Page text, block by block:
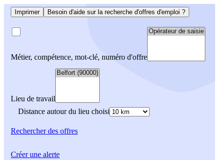
Imprimer Besoin d'aide sur la recherche d'offres d'emploi ?
Métier, compétence, mot-clé, numéro d'offre
Lieu de travail
Distance autour du lieu choisi
Rechercherdes offres
Créer une alerte